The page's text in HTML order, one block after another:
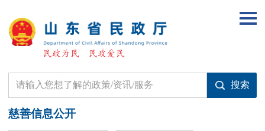
慈善信息公开